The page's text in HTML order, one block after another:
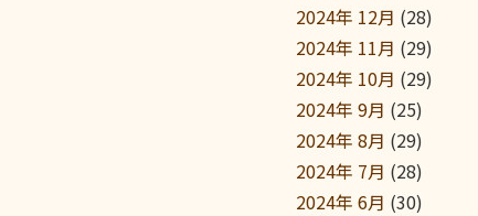
2024年 12月 (28)
2024年 11月 (29)
2024年 10月 (29)
2024年 9月 (25)
2024年 8月 (29)
2024年 7月 (28)
2024年 6月 (30)